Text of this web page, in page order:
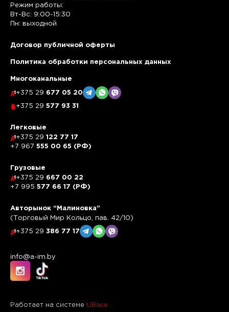
Режим работы:
Вт-Вс: 9:00-15:30
Пн: выходной
Договор публичной оферты
Политика обработки персональных данных
Многоканальные
+375 29 677 05 20
+375 29 577 93 31
Легковые
+375 29 122 77 17
+7 967 555 00 65 (РФ)
Грузовые
+375 29 667 00 22
+7 995 577 66 17 (РФ)
Авторынок “Малиновка”
(Торговый Мир Кольцо, пав. 42/10)
+375 29 386 77 17
info@a-im.by
Работает на системе UBase